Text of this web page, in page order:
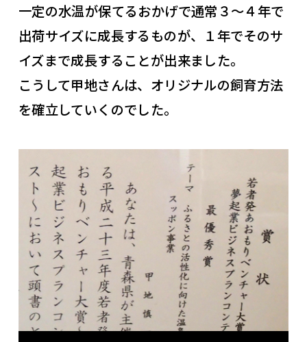
一定の水温が保てるおかげで通常３～４年で
出荷サイズに成長するものが、１年でそのサ
イズまで成長することが出来ました。
こうして甲地さんは、オリジナルの飼育方法
を確立していくのでした。